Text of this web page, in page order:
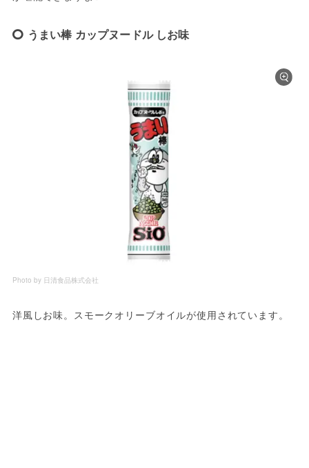
うまい棒 カップヌードル しお味
Photo by 日清食品株式会社
洋風しお味。スモークオリーブオイルが使用されています。